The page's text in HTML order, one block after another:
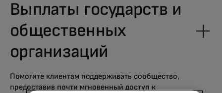
Выплаты государств и
общественных
организаций
Помогите клиентам поддерживать сообщество,
предоставив почти мгновенный доступ к